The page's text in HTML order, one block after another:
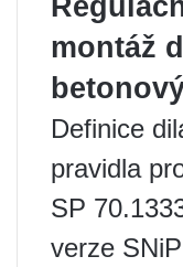
montáž
Definice
pravidla
SP
verze